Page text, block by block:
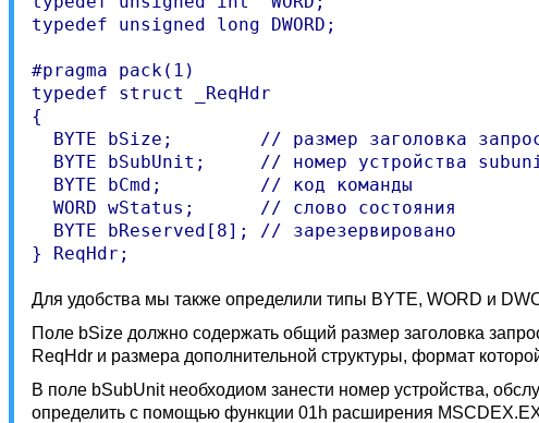
typedef unsigned long DWORD;
#pragma pack(1)
typedef struct _ReqHdr
{
BYTE bSize;        // размер заголовка
BYTE bSubUnit;     // номер устройства
  BYTE bCmd;         // код команды
  WORD wStatus;      // слово состояния
  BYTE bReserved[8]; // зарезервировано
Для удобства мы также определили типы BYTE, WORD и
Поле bSize должно содержать общий размер заголовка
ReqHdr и размера дополнительной структуры, формат
В поле bSubUnit необходиом занести номер устройства,
определить с помощью функции 01h расширения